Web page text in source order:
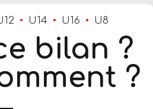
U14 U16 U8
bilan ?
?